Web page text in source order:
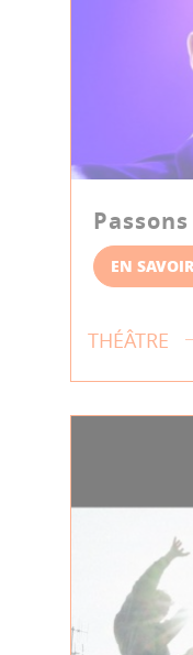
EN
THÉÂTRE